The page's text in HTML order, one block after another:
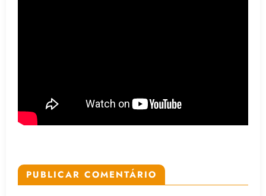
PUBLICAR COMENTÁRIO